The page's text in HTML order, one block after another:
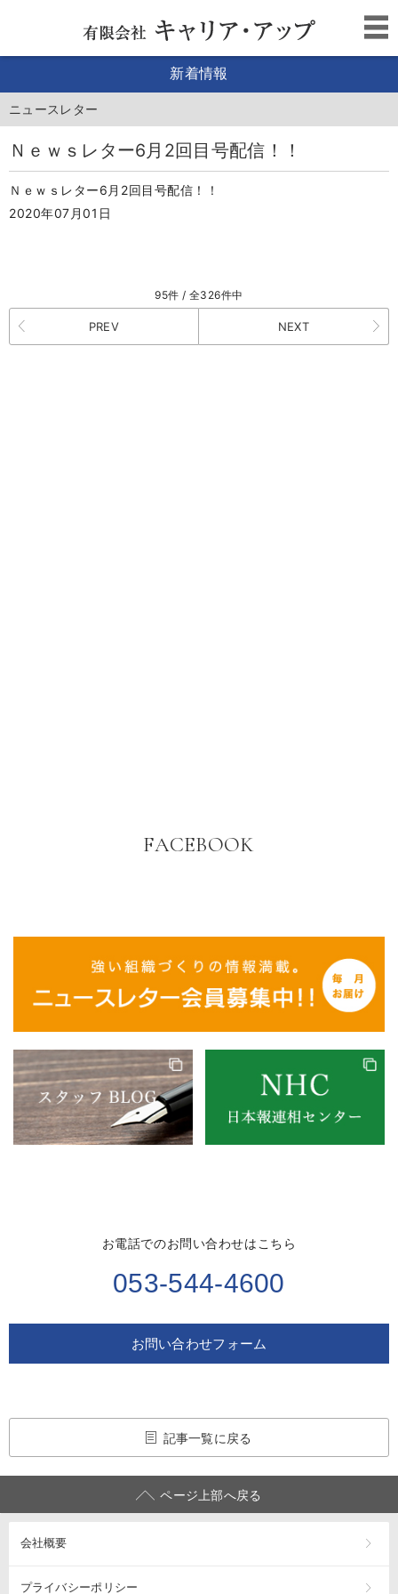
新着情報
ニュースレター
Ｎｅｗｓレター6月2回目号配信！！
Ｎｅｗｓレター6月2回目号配信！！
2020年07月01日
95件 / 全326件中
PREV NEXT
FACEBOOK
お電話でのお問い合わせはこちら
053-544-4600
お問い合わせフォーム
記事一覧に戻る
ページ上部へ戻る
会社概要
プライバシーポリシー